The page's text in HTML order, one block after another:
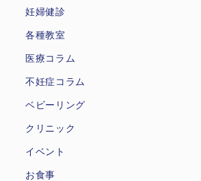
妊婦健診
各種教室
医療コラム
不妊症コラム
ベビーリング
クリニック
イベント
お食事